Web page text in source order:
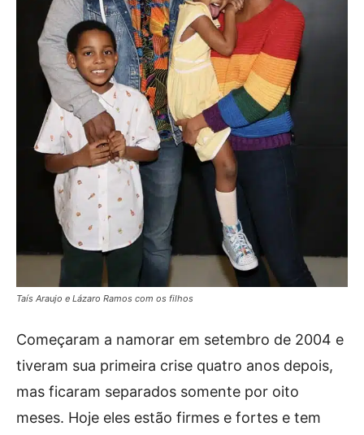
Taís Araujo e Lázaro Ramos com os filhos
Começaram a namorar em setembro de 2004 e
tiveram sua primeira crise quatro anos depois,
mas ficaram separados somente por oito
meses. Hoje eles estão firmes e fortes e tem